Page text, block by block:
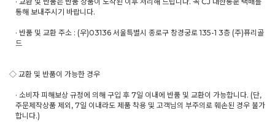
통해 보내주시기 바랍니다.
· 반품 및 교환 주소 : (우)03136 서울특별시 종로구 창경궁로 135-1 3층 (주)퓨리골
드
◇ 교환 및 반품이 가능한 경우
· 소비자 피해보상 규정에 의해 구입 후 7일 이내에 반품 및 교환이 가능합니다. (단,
주문제작상품 제외, 7일 이내라도 제품 착용 및 고객님의 부주의로 훼손된 경우 불가
합니다.)